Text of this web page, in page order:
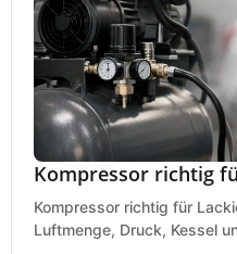
Kompressor richtig
Kompressor richtig für
Luftmenge, Druck, Kessel